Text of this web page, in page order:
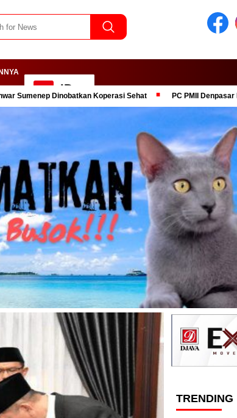
ID
Koperasi Sehat PC PMII Denpasar Dukung
Headline
TRENDING